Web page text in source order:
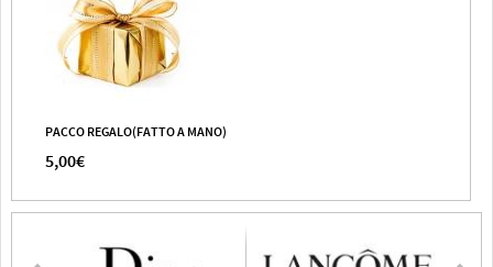
PACCO REGALO(FATTO A MANO)
5,00€